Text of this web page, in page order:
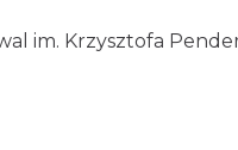
im. Krzysztofa